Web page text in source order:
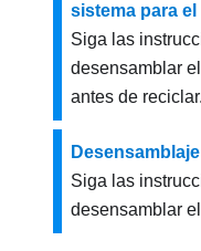
sistema para
Siga las
desensamblar
antes de reciclar.
Siga las
desensamblar